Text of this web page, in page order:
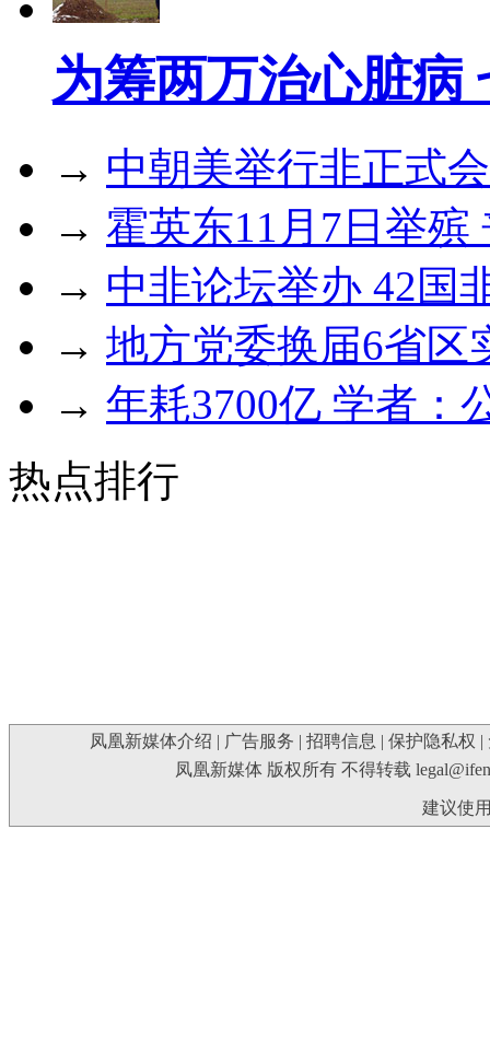
为筹两万治心脏病
→ 中朝美举行非正式
→ 霍英东11月7日举殡
→ 中非论坛举办 42国
→ 地方党委换届6省区
→ 年耗3700亿 学者：
热点排行
凤凰新媒体介绍 | 广告服务 | 招聘信息 | 保护隐私权 |
凤凰新媒体 版权所有 不得转载
建议使